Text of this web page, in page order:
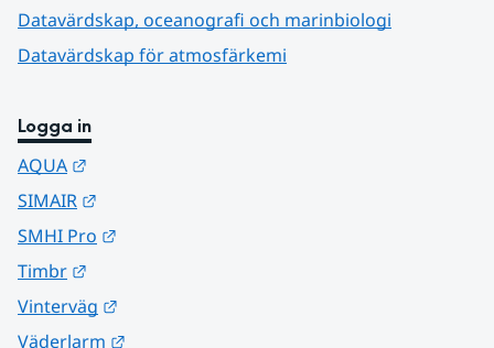
Datavärdskap, oceanografi och marinbiologi
Datavärdskap för atmosfärkemi
Logga in
AQUA
SIMAIR
SMHI Pro
Timbr
Vinterväg
Väderlarm